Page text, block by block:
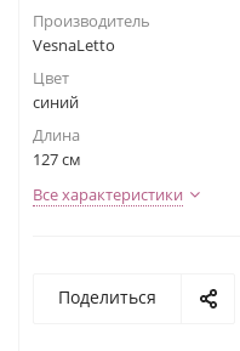
Производитель
VesnaLetto
Цвет
синий
Длина
127 см
Все характеристики
Поделиться